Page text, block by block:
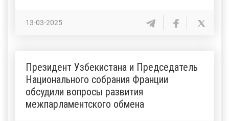
13-03-2025
Президент Узбекистана и Председатель
Национального собрания Франции
обсудили вопросы развития
межпарламентского обмена